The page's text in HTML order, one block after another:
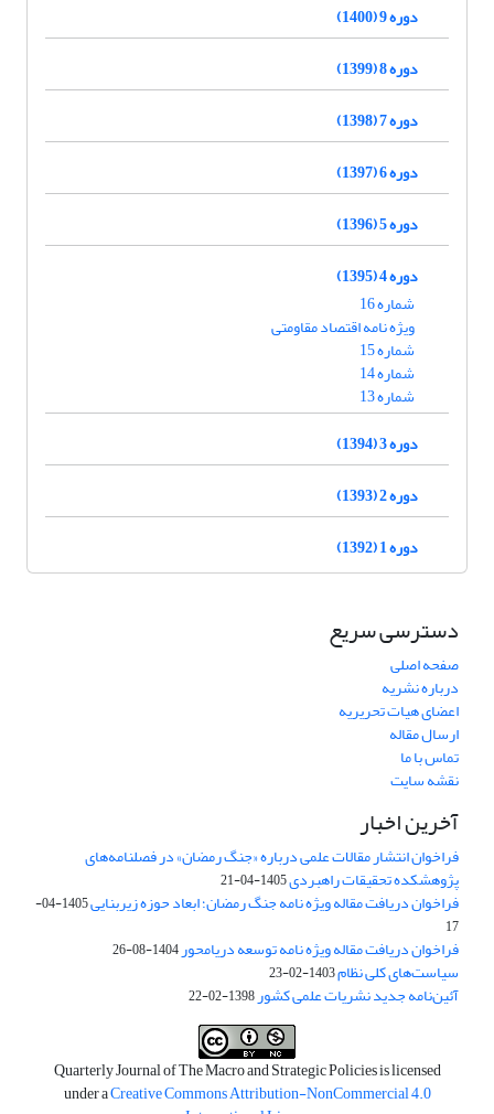
دوره 9 (1400)
دوره 8 (1399)
دوره 7 (1398)
دوره 6 (1397)
دوره 5 (1396)
دوره 4 (1395)
شماره 16
ویژه نامه اقتصاد مقاومتی
شماره 15
شماره 14
شماره 13
دوره 3 (1394)
دوره 2 (1393)
دوره 1 (1392)
دسترسی سریع
صفحه اصلی
درباره نشریه
اعضای هیات تحریریه
ارسال مقاله
تماس با ما
نقشه سایت
آخرین اخبار
فراخوان انتشار مقالات علمی درباره «جنگ رمضان» در فصلنامه‌های
پژوهشکده تحقیقات راهبردی1405-04-21
فراخوان دریافت مقاله ویژه نامه جنگ رمضان؛ ابعاد حوزه زیربنایی
1405-04-
17
فراخوان دریافت مقاله ویژه نامه توسعه دریامحور1404-08-26
سیاست‌های کلی نظام1403-02-23
آئین‌نامه جدید نشریات علمی کشور1398-02-22
Quarterly Journal of The Macro and Strategic Policies is licensed
under aCreative Commons Attribution-NonCommercial 4.0